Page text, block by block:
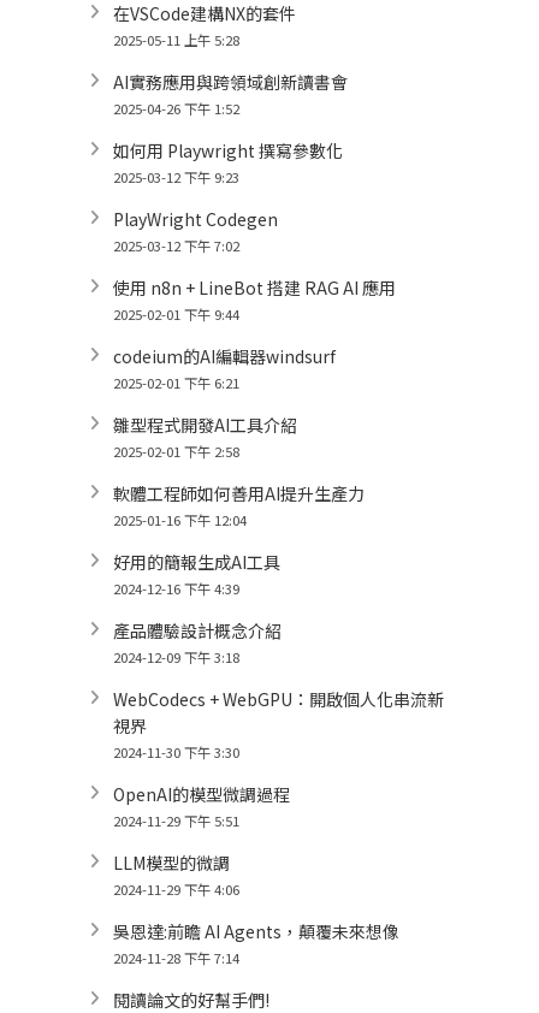
在VSCode建構NX的套件
2025-05-11 上午 5:28
AI實務應用與跨領域創新讀書會
2025-04-26 下午 1:52
如何用 Playwright 撰寫參數化
2025-03-12 下午 9:23
PlayWright Codegen
2025-03-12 下午 7:02
使用 n8n + LineBot 搭建 RAG AI 應用
2025-02-01 下午 9:44
codeium的AI編輯器windsurf
2025-02-01 下午 6:21
雛型程式開發AI工具介紹
2025-02-01 下午 2:58
軟體工程師如何善用AI提升生產力
2025-01-16 下午 12:04
好用的簡報生成AI工具
2024-12-16 下午 4:39
產品體驗設計概念介紹
2024-12-09 下午 3:18
WebCodecs + WebGPU：開啟個人化串流新
視界
2024-11-30 下午 3:30
OpenAI的模型微調過程
2024-11-29 下午 5:51
LLM模型的微調
2024-11-29 下午 4:06
吳恩達:前瞻 AI Agents，顛覆未來想像
2024-11-28 下午 7:14
閱讀論文的好幫手們!